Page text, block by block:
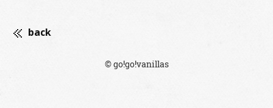
back
© go!go!vanillas